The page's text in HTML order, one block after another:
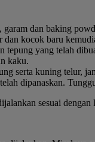
dan baking
kocok baru
yang telah
kaku.
serta kuning telur,
dipanaskan.
sesuai